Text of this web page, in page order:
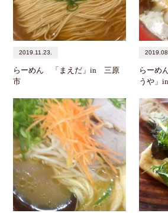
2019.11.23.
らーめん 「まえだ」in 三原
市
らーめ
うや」